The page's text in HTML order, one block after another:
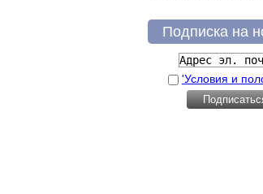
Подписка на
'Условия и